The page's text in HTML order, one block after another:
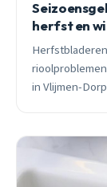
herfst en
in Vlijmen-